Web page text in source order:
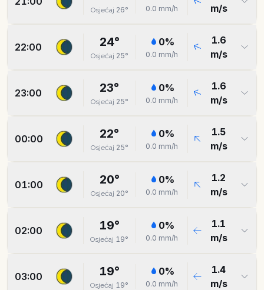
Osjećaj 26° 0.0 mm/h
m/s
22:00 24°
Osjećaj 25°
0%
0.0 mm/h
1.6
m/s
23:00 23°
Osjećaj 25°
0%
0.0 mm/h
1.6
m/s
00:00 22°
Osjećaj 25°
0%
0.0 mm/h
1.5
m/s
01:00 20°
Osjećaj 20°
0%
0.0 mm/h
1.2
m/s
02:00 19°
Osjećaj 19°
0%
0.0 mm/h
1.1
m/s
03:00 19°
Osjećaj 19°
0%
0.0 mm/h
1.4
m/s